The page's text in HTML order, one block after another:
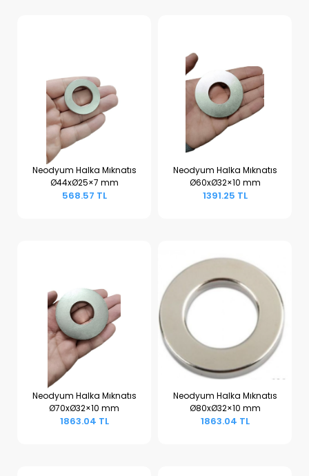
Sepete Ekle
Neodyum Halka Mıknatıs
Ø44xØ25×7 mm
568.57 TL
Sepete Ekle
Neodyum Halka Mıknatıs
Ø60xØ32×10 mm
1391.25 TL
Sepete Ekle
Neodyum Halka Mıknatıs
Ø70xØ32×10 mm
1863.04 TL
Sepete Ekle
Neodyum Halka Mıknatıs
Ø80xØ32×10 mm
1863.04 TL